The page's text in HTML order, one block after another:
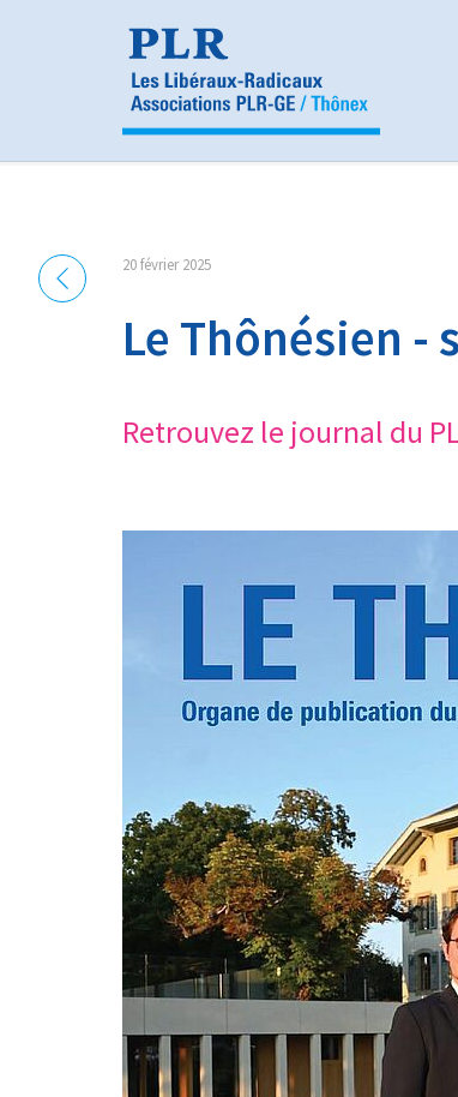
20 février 2025
Le Thônésien -
Retrouvez le journal du